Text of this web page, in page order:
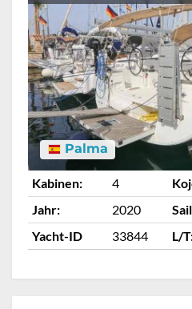
Palma
Kabinen: 4
Jahr:
2020 Sail
Yacht-ID
33844 L/